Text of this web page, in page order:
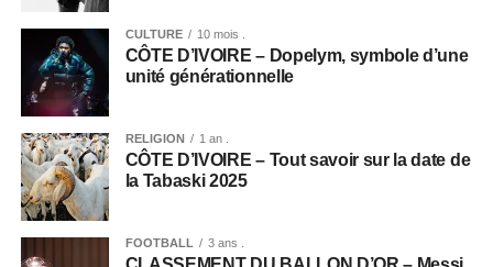
CULTURE 10 mois .
CÔTE D’IVOIRE – Dopelym, symbole d’une
unité générationnelle
RELIGION 1 an .
CÔTE D’IVOIRE – Tout savoir sur la date de
la Tabaski 2025
FOOTBALL 3 ans .